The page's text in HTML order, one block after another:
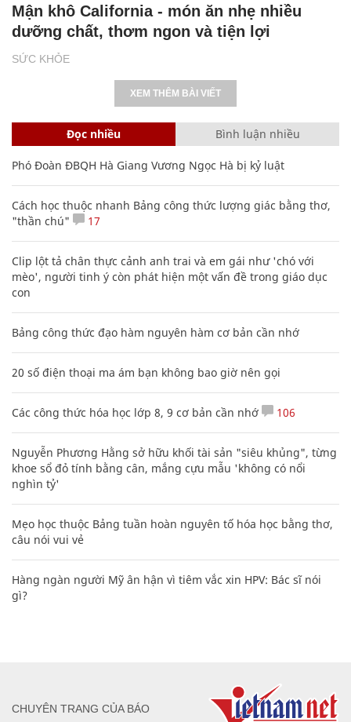
SỨC KHỎE
Mận khô California - món ăn nhẹ nhiều
dưỡng chất, thơm ngon và tiện lợi
XEM THÊM BÀI VIẾT
Đọc nhiều Bình luận nhiều
Phó Đoàn ĐBQH Hà Giang Vương Ngọc Hà bị kỷ luật
Cách học thuộc nhanh Bảng công thức lượng giác bằng thơ,
"thần chú"
17
Clip lột tả chân thực cảnh anh trai và em gái như 'chó với
mèo', người tinh ý còn phát hiện một vấn đề trong giáo dục
con
Bảng công thức đạo hàm nguyên hàm cơ bản cần nhớ
20 số điện thoại ma ám bạn không bao giờ nên gọi
Các công thức hóa học lớp 8, 9 cơ bản cần nhớ 106
Nguyễn Phương Hằng sở hữu khối tài sản "siêu khủng", từng
khoe sổ đỏ tính bằng cân, mắng cựu mẫu 'không có nổi
nghìn tỷ'
Mẹo học thuộc Bảng tuần hoàn nguyên tố hóa học bằng thơ,
câu nói vui vẻ
Hàng ngàn người Mỹ ân hận vì tiêm vắc xin HPV: Bác sĩ nói
gì?
CHUYÊN TRANG CỦA BÁO